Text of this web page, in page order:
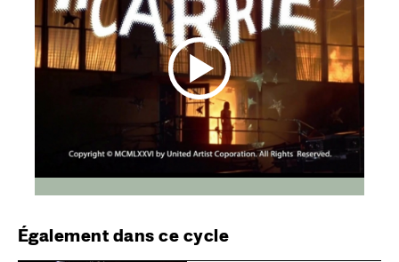
Également dans ce cycle